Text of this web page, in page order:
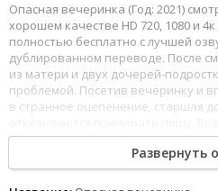
Опасная вечеринка (Год: 2021)
хорошем качестве HD 720, 1080 и
полностью бесплатно с лучшей
дублированном переводе. После
из матери и двух дочерей-
проблемой. Посетив вечеринку и
в странное оцепенение, старшая
никаких отклонений, и она не
что на неё возложена некая
12345 678
Развернуть